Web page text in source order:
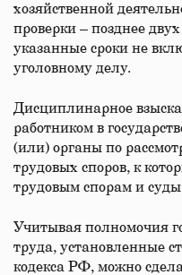
хозяйственной
проверки – позднее
указанные сроки не
уголовному делу.
Дисциплинарное
работником в
(или) органы по
трудовых споров, к
трудовым спорам и
Учитывая полномочия
труда, установленные
кодекса РФ, можно